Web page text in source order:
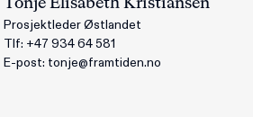
Tonje Elisabeth Kristiansen
Prosjektleder Østlandet
Tlf: +47 934 64 581
E-post: tonje@framtiden.no